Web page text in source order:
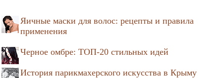
Яичные маски для волос: рецепты и правила
применения
Черное омбре: ТОП-20 стильных идей
История парикмахерского искусства в Крыму